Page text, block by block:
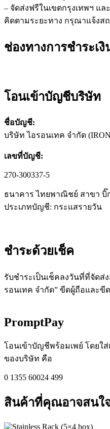
– จัดส่งฟรีในเขตกรุงเทพฯ แ
คิดตามระยะทาง กรุณาแจ้งส
ช่องทางการชำระเงิ
โอนเข้าบัญชีบริษัท
ชื่อบัญชี:
บริษัท ไอรอนเทค จำกัด
เลขที่บัญชี:
270-300337-5
ธนาคาร ไทยพาณิชย์ สาขา บิ๊
ประเภทบัญชี: กระแสรายวัน
ชำระด้วยเช็ค​
รับชำระเป็นเช็คลงวันที่ที่จัดส่
รอนเทค จำกัด” ขีดผู้ถือและขี
PromptPay
โอนเข้าบัญชีพร้อมเพย์ โดยใส่
ของบริษัท คือ
0 1355 60024 499
สินค้าที่คุณอาจสนใ